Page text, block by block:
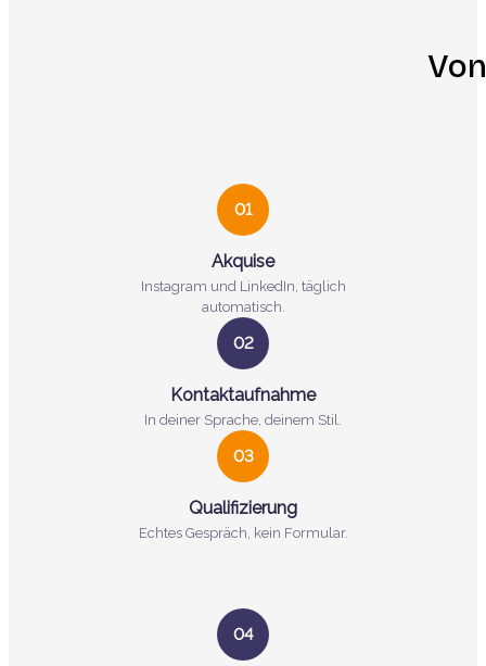
01
Akquise
Instagram und LinkedIn, täglich
automatisch.
02
Kontaktaufnahme
In deiner Sprache, deinem Stil.
03
Qualifizierung
Echtes Gespräch, kein Formular.
04